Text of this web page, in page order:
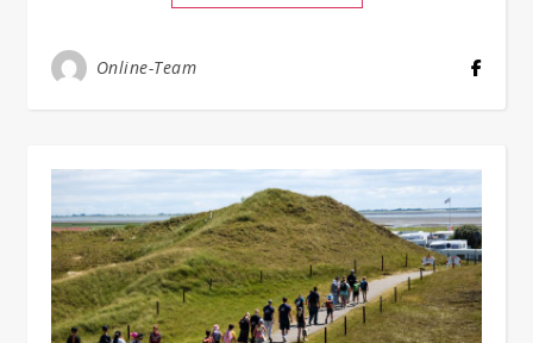
Online-Team